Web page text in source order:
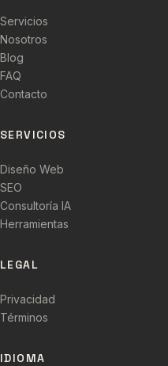
Servicios
Nosotros
Blog
FAQ
Contacto
SERVICIOS
Diseño Web
SEO
Consultoría IA
Herramientas
LEGAL
Privacidad
Términos
IDIOMA